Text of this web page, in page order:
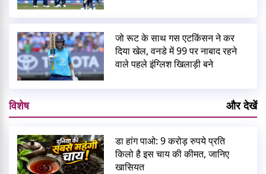
जो रूट के साथ गस एटकिंसन ने कर
दिया खेल, वनडे में 99 पर नाबाद रहने
वाले पहले इंग्लिश खिलाड़ी बने
विशेष और देखें
डा हांग पाओ: 9 करोड़ रुपये प्रति
किलो है इस चाय की कीमत, जानिए
खासियत